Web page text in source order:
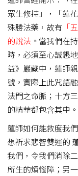
眾生修持」，「蓮
殊勝法藥，故有 「
的說法 。當我們在
時，必須至心誠懇
益》巖藏中，蓮師
號，實際上此咒語
法門之命脈；十方
的精華都包含其中。
蓮師如何能救度我
想祈求悲智雙運的
我們，令我們消除
所生的煩惱障；另